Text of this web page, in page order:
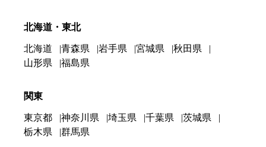
北海道・東北
北海道 青森県 岩手県 宮城県
秋田県
山形県
福島県
関東
東京都 神奈川県 埼玉県 千葉県
茨城県
栃木県
群馬県